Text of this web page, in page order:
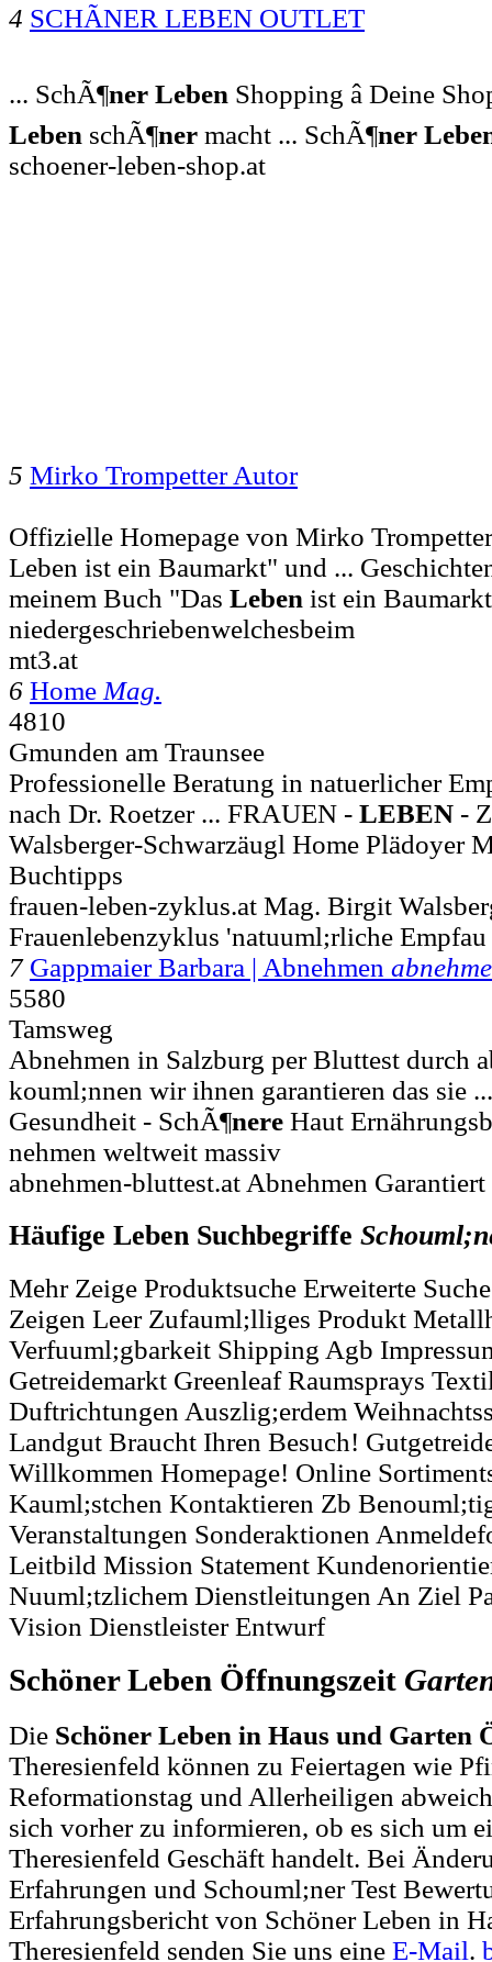
4 SCHÃNER LEBEN OUTLET
... SchÃ¶ner Leben Shopping â Deine
Leben schÃ¶ner macht ... SchÃ¶ner
schoener-leben-shop.at
5 Mirko Trompetter Autor
Offizielle Homepage von Mirko
Leben ist ein Baumarkt" und ...
meinem Buch "Das Leben ist ein
niedergeschriebenwelchesbeim
mt3.at
6 Home Mag.
4810
Gmunden am Traunsee
Professionelle Beratung in natuerlicher
nach Dr. Roetzer ... FRAUEN - LEBEN -
Walsberger-Schwarzäugl Home Plädoyer
Buchtipps
frauen-leben-zyklus.at Mag. Birgit
Frauenlebenzyklus 'natuuml;rliche Empfau
7 Gappmaier Barbara | Abnehmen
5580
Tamsweg
Abnehmen in Salzburg per Bluttest durch
kouml;nnen wir ihnen garantieren das sie
Gesundheit - SchÃ¶nere Haut
nehmen weltweit massiv
abnehmen-bluttest.at Abnehmen
Häufige Leben Suchbegriffe
Mehr Zeige Produktsuche Erweiterte
Zeigen Leer Zufauml;lliges Produkt
Verfuuml;gbarkeit Shipping Agb
Getreidemarkt Greenleaf Raumsprays
Duftrichtungen Auszlig;erdem
Landgut Braucht Ihren Besuch!
Willkommen Homepage! Online
Kauml;stchen Kontaktieren Zb
Veranstaltungen Sonderaktionen
Leitbild Mission Statement
Nuuml;tzlichem Dienstleitungen An Ziel
Vision Dienstleister Entwurf
Schöner Leben Öffnungszeit
Die Schöner Leben in Haus und Garten
Theresienfeld können zu Feiertagen wie
Reformationstag und Allerheiligen
sich vorher zu informieren, ob es sich um
Theresienfeld Geschäft handelt. Bei
Erfahrungen und Schouml;ner Test
Erfahrungsbericht von Schöner Leben in
Theresienfeld senden Sie uns eine E-Mail.